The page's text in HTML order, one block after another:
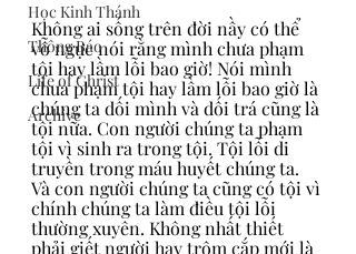
Học Kinh Thánh
Thông Báo
Life of Christ
Archive
Không ai sống trên đời nầy có thể
vỗ ngực nói rằng mình chưa phạm
tội hay lầm lỗi bao giờ! Nói mình
chưa phạm tội hay lầm lỗi bao giờ là
chúng ta dối mình và dối trá cũng là
tội nữa. Con người chúng ta phạm
tội vì sinh ra trong tội. Tội lỗi di
truyền trong máu huyết chúng ta.
Và con người chúng ta cũng có tội vì
chính chúng ta làm điều tội lỗi
thường xuyên. Không nhất thiết
phải giết người hay trộm cắp mới là